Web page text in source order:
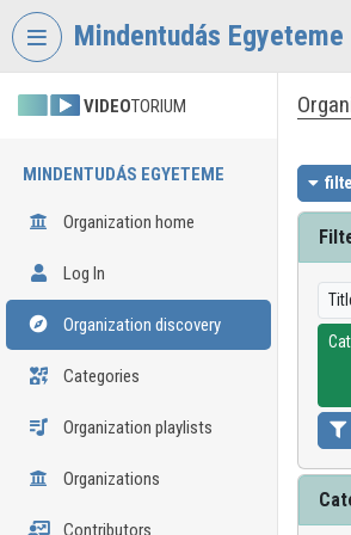
Skip header
Mindentudás
VIDEOTORIUM
MINDENTUDÁS EGYETEME
Organization home
Log In
Organization discovery
Categories
Organization playlists
Organizations
Contributors